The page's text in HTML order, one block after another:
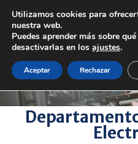
contenido
+34 954 48 73 72
Bienvenido a nuestro
Enlaces rápidos
Utilizamos cookies para
nuestra web.
Puedes aprender más sobre
desactivarlas en los ajustes.
Aceptar Rechazar